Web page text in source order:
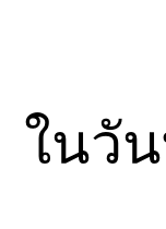
ในวั